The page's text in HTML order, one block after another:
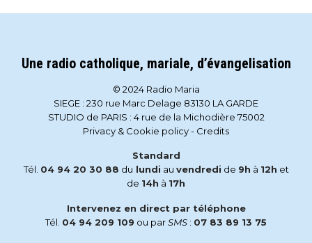
Une radio catholique, mariale, d’évangelisation
© 2024 Radio Maria
SIEGE : 230 rue Marc Delage 83130 LA GARDE
STUDIO de PARIS : 4 rue de la Michodière 75002
Privacy & Cookie policy- Credits
Standard
Tél. 04 94 20 30 88 du lundi au vendredi de 9h à 12h et
de 14h à 17h
Intervenez en direct par téléphone
Tél. 04 94 209 109 ou parSMS : 07 83 89 13 75